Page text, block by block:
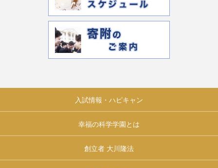
入試情報・ハピキャン
幸福の科学学園とは
創立者 大川隆法